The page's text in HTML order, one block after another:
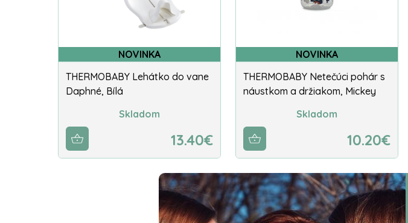
NOVINKA
THERMOBABY Lehátko do vane
Daphné, Bílá
Skladom
13.40€
NOVINKA
THERMOBABY Netečúci pohár s
náustkom a držiakom, Mickey
Skladom
10.20€